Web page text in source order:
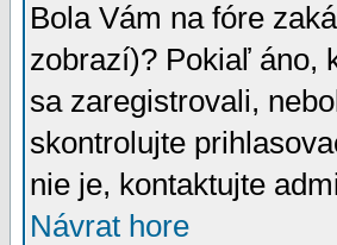
Bola Vám na fóre
zobrazí)? Pokiaľ áno,
sa zaregistrovali,
skontrolujte
nie je, kontaktujte
Návrat hore